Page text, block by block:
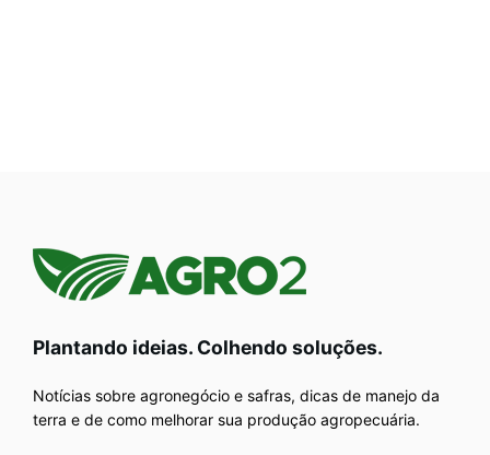
Plantando ideias. Colhendo soluções.
Notícias sobre agronegócio e safras, dicas de manejo da
terra e de como melhorar sua produção agropecuária.